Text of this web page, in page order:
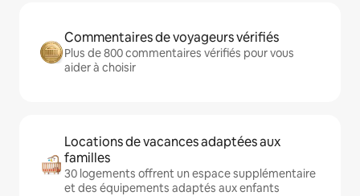
Commentaires de voyageurs vérifiés
Plus de 800 commentaires vérifiés pour vous
aider à choisir
Locations de vacances adaptées aux
familles
30 logements offrent un espace supplémentaire
et des équipements adaptés aux enfants